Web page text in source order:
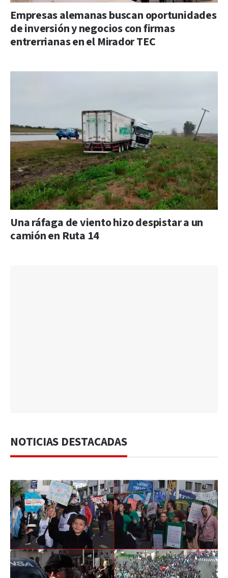
Empresas alemanas buscan oportunidades
de inversión y negocios con firmas
entrerrianas en el Mirador TEC
Una ráfaga de viento hizo despistar a un
camión en Ruta 14
NOTICIAS DESTACADAS